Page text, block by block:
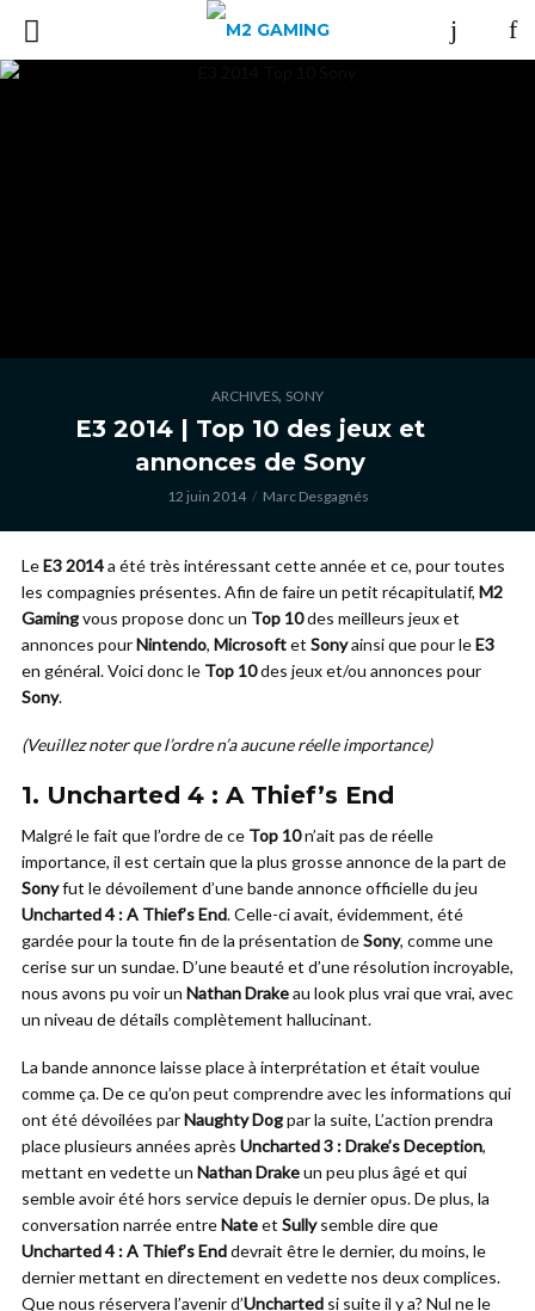
ARCHIVES, SONY
E3 2014 | Top 10 des jeux et
annonces de Sony
12 juin 2014 Marc Desgagnés
LeE3 2014a été très intéressant cette année et ce, pour toutes
les compagnies présentes. Afin de faire un petit récapitulatif, M2
Gamingvous propose donc un Top 10des meilleurs jeux et
annonces pourNintendo, Microsoftet Sonyainsi que pour leE3
en général. Voici donc le Top 10des jeux et/ou annonces pour
Sony.
(Veuillez noter que l’ordre n’a aucune réelle importance)
1. Uncharted 4 : A Thief’s End
Malgré le fait que l’ordre de ce Top 10n’ait pas de réelle
importance, il est certain que la plus grosse annonce de la part de
Sonyfut le dévoilement d’une bande annonce officielle du jeu
Uncharted 4 : A Thief’s End. Celle-ci avait, évidemment, été
gardée pour la toute fin de la présentation deSony, comme une
cerise sur un sundae. D’une beauté et d’une résolution incroyable,
nous avons pu voir un Nathan Drakeau look plus vrai que vrai, avec
un niveau de détails complètement hallucinant.
La bande annonce laisse place à interprétation et était voulue
comme ça. De ce qu’on peut comprendre avec les informations qui
ont été dévoilées parNaughty Dogpar la suite, L’action prendra
place plusieurs années après Uncharted 3 : Drake’s Deception,
mettant en vedette un Nathan Drakeun peu plus âgé et qui
semble avoir été hors service depuis le dernier opus. De plus, la
conversation narrée entreNateet Sullysemble dire que
Uncharted 4 : A Thief’s Enddevrait être le dernier, du moins, le
dernier mettant en directement en vedette nos deux complices.
Que nous réservera l’avenir d’Uncharted si suite il y a? Nul ne le